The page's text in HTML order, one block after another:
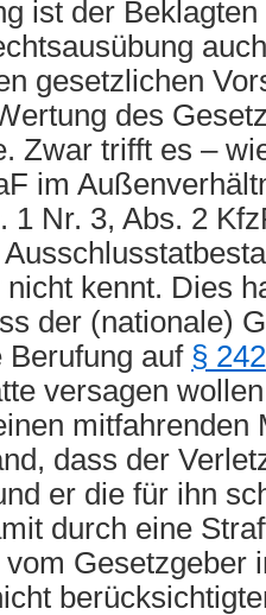
ist der
gesetzlichen
des
Zwar trifft es –
im
1 Nr. 3, Abs. 2
nicht kennt. Dies
der (nationale)
Berufung auf §
versagen
mitfahrenden
dass der
er die für ihn
durch eine
vom Gesetzgeber